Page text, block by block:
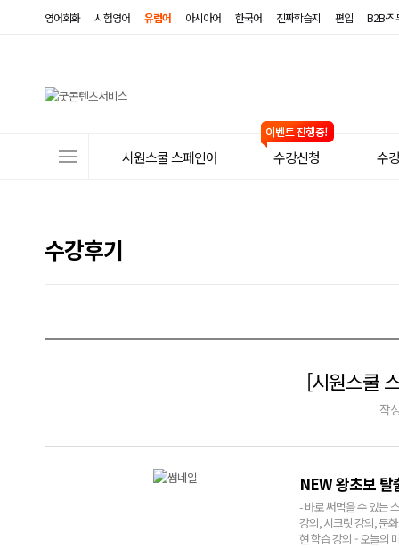
영어회화 시험영어 유럽어 아시아어 한국어 진짜학습지 편입 B2B·
뉴
시원스쿨 스페인어 수강신청 수
수강후기
[시원스쿨
작
NEW 왕초보 탈
- 바로 써먹을 수 있는 스페인어! - 어려운 문법은 NO! 쉽고 재미있는 표
강의, 시크릿 강의, 문화 알기 코너까지! - Semi쌤만 믿고
현 학습 강의 - 오늘의 미